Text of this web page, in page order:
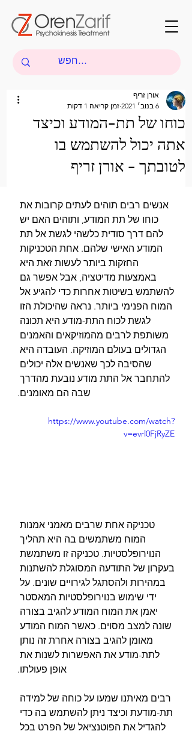
כוחו של תת-המודע וכיצד
אתה יכול להשתמש בו
לטובתך - אורן זריף
אורן זריף
6 בנוב׳ 2021
זמן קריאה 1 דקות
אנשים רבים תוהים לעתים קרובות את
כוחו של תת המודע, ותוהים האם יש
להם דרך סודית כלשהי לגשת אל תת
המודע האישי שלהם. אחת הטכניקות
החזקות ביותר לעשות זאת היא
באמצעות מדיטציה, אבל אפשר גם
להשתמש בשיטות אחרות כדי להגיע אל
המוח הפנימי ביותר. נראה שהיכולת הזו
לגשת לכוח התת-מודע היא תכונה
משותפת לרבים מהמוזיקאים והאמנים
הגדולים בעולם המוזיקה. העובדה היא
שהסיבה לכך שאנשים אלה יכולים
להתחבר אל התת מודע נובעת מהדרך
שבה הם מאומנים.
https://www.youtube.com/watch?
v=evrl0FjRyZE
טכניקה אחת שרבים מאמני אמנות
המוח משתמשים בה היא תהליך
הנוירופלסטיות. טכניקה זו משתמשת
בעקרון של התודעה המסוגלת להשתנות
במהירות ולהסתגל לגירויים שונים. על
ידי שימוש בנוירופלסטיות המאסטר
יאמן את המוח המודע להגיב בצורה
שונה למצב מסוים. כאשר המוח המודע
מאומן להגיב בצורה אחרת זה נותן
לתת-מודע את האפשרות לשנות את
אופן פעולתו.
רבים מאיתנו שמעו על כוחה של למידה
תת-מודעת וכיצד ניתן להשתמש בה כדי
להגדיל את הפוטנציאל של הפרט בכל